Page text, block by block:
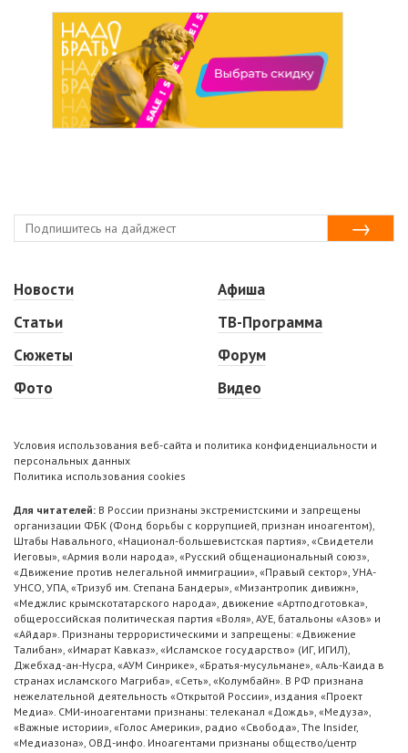
Новости
Статьи
Сюжеты
Фото
Афиша
ТВ-Программа
Форум
Видео
Условия использования веб-сайта и политика конфиденциальности и
персональных данных
Политика использования cookies
Для читателей: В России признаны экстремистскими и запрещены
организации ФБК (Фонд борьбы с коррупцией, признан иноагентом),
Штабы Навального, «Национал-большевистская партия», «Свидетели
Иеговы», «Армия воли народа», «Русский общенациональный союз»,
«Движение против нелегальной иммиграции», «Правый сектор», УНА-
УНСО, УПА, «Тризуб им. Степана Бандеры», «Мизантропик дивижн»,
«Меджлис крымскотатарского народа», движение «Артподготовка»,
общероссийская политическая партия «Воля», АУЕ, батальоны «Азов» и
«Айдар». Признаны террористическими и запрещены: «Движение
Талибан», «Имарат Кавказ», «Исламское государство» (ИГ, ИГИЛ),
Джебхад-ан-Нусра, «АУМ Синрике», «Братья-мусульмане», «Аль-Каида в
странах исламского Магриба», «Сеть», «Колумбайн». В РФ признана
нежелательной деятельность «Открытой России», издания «Проект
Медиа». СМИ-иноагентами признаны: телеканал «Дождь», «Медуза»,
«Важные истории», «Голос Америки», радио «Свобода», The Insider,
«Медиазона», ОВД-инфо. Иноагентами признаны общество/центр